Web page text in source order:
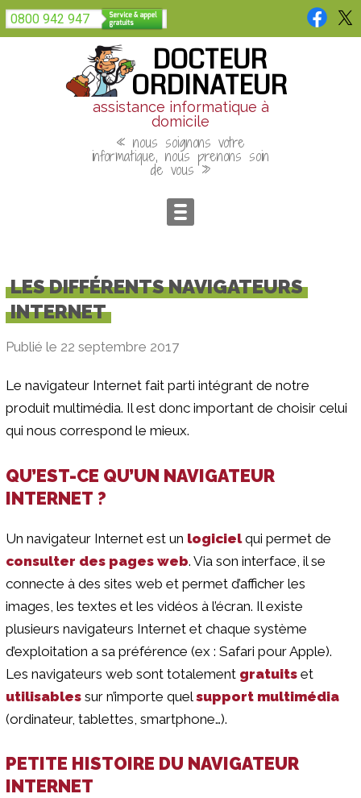
0800 942 947
DOCTEUR
ORDINATEUR
assistance informatique à
domicile
« nous soignons votre
informatique, nous prenons soin
de vous »
LES DIFFÉRENTS NAVIGATEURS
INTERNET
Publié le 22 septembre 2017
Le navigateur Internet fait parti intégrant de notre
produit multimédia. Il est donc important de choisir celui
qui nous correspond le mieux.
QU’EST-CE QU’UN NAVIGATEUR
INTERNET ?
Un navigateur Internet est un logicielqui permet de
consulter des pages web. Via son interface, il se
connecte à des sites web et permet d’afficher les
images, les textes et les vidéos à l’écran. Il existe
plusieurs navigateurs Internet et chaque système
d’exploitation a sa préférence (ex : Safari pour Apple).
Les navigateurs web sont totalement gratuits et
utilisables sur n’importe quelsupport multimédia
(ordinateur, tablettes, smartphone…).
PETITE HISTOIRE DU NAVIGATEUR
INTERNET
Panneau de gestion des cookies